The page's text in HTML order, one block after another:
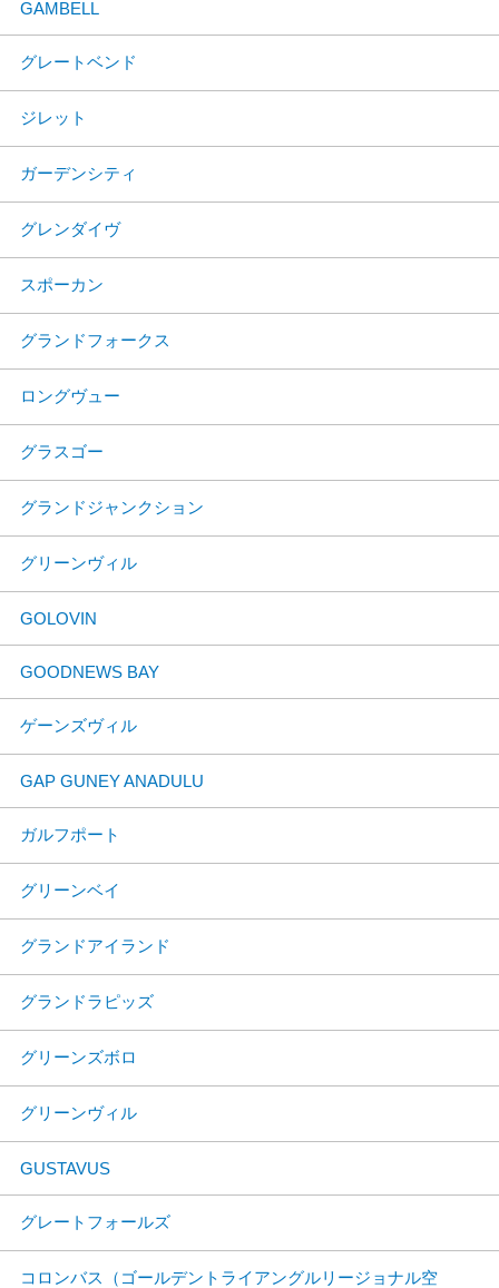
GAMBELL
グレートベンド
ジレット
ガーデンシティ
グレンダイヴ
スポーカン
グランドフォークス
ロングヴュー
グラスゴー
グランドジャンクション
グリーンヴィル
GOLOVIN
GOODNEWS BAY
ゲーンズヴィル
GAP GUNEY ANADULU
ガルフポート
グリーンベイ
グランドアイランド
グランドラピッズ
グリーンズボロ
グリーンヴィル
GUSTAVUS
グレートフォールズ
コロンバス（ゴールデントライアングルリージョナル空